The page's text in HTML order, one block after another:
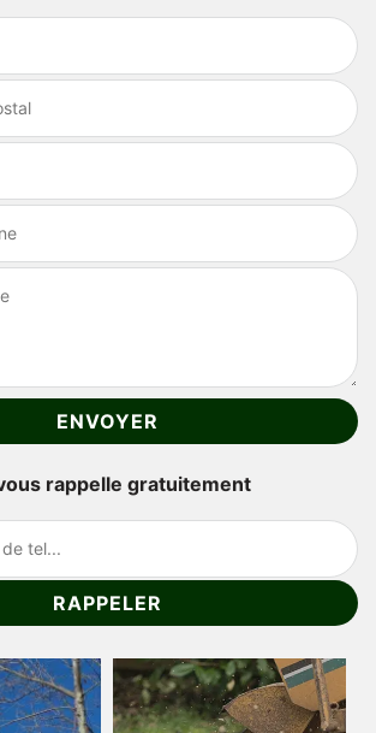
rappelle gratuitement